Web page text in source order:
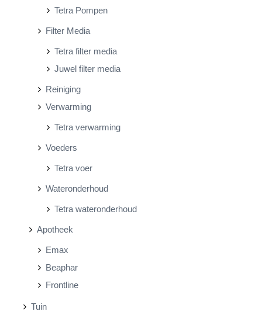
Tetra Pompen
Filter Media
Tetra filter media
Juwel filter media
Reiniging
Verwarming
Tetra verwarming
Voeders
Tetra voer
Wateronderhoud
Tetra wateronderhoud
Apotheek
Emax
Beaphar
Frontline
Tuin